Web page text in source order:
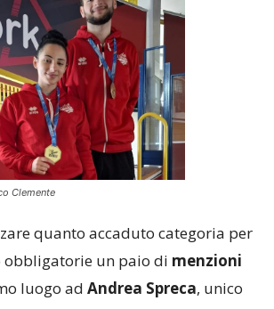
Clemente
quanto accaduto categoria per
obbligatorie un paio di menzioni
luogo ad Andrea Spreca, unico